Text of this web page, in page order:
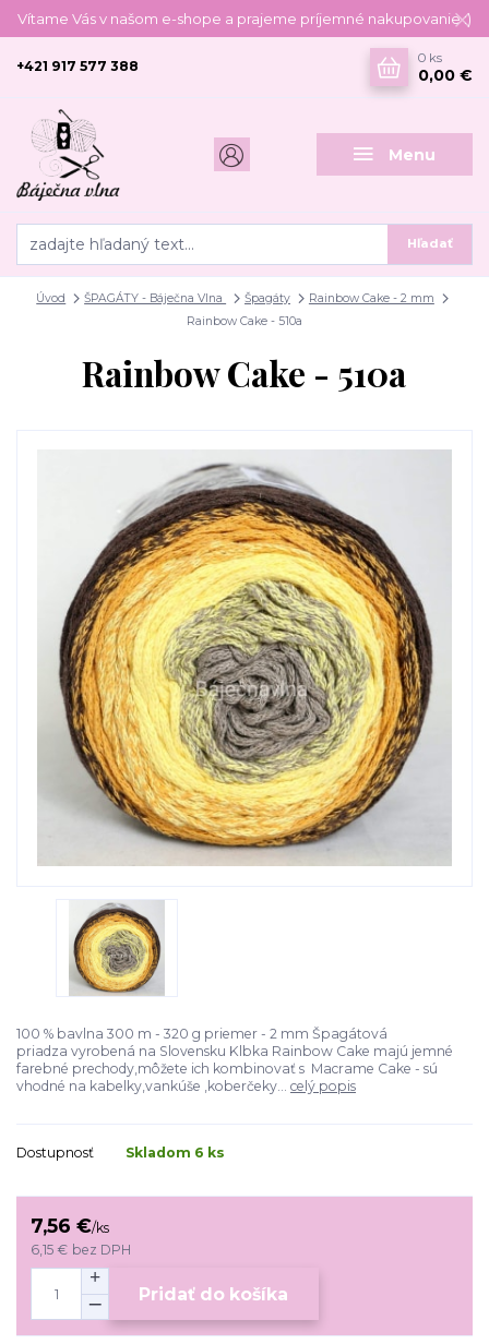
Vítame Vás v našom e-shope a prajeme príjemné nakupovanie :)
Menu
Hľadať
+421 917 577 388
0 ks
0,00 €
Úvod ŠPAGÁTY - Báječna Vlna Špagáty
Rainbow Cake - 2 mm
Rainbow Cake - 510a
Rainbow Cake - 510a
100 % bavlna 300 m - 320 g priemer - 2 mm Špagátová
priadza vyrobená na Slovensku Klbka Rainbow Cake majú jemné
farebné prechody,môžete ich kombinovať s Macrame Cake - sú
vhodné na kabelky,vankúše ,koberčeky... celý popis
Dostupnosť Skladom 6 ks
7,56 €/ks
6,15 € bez DPH
Pridať do košíka